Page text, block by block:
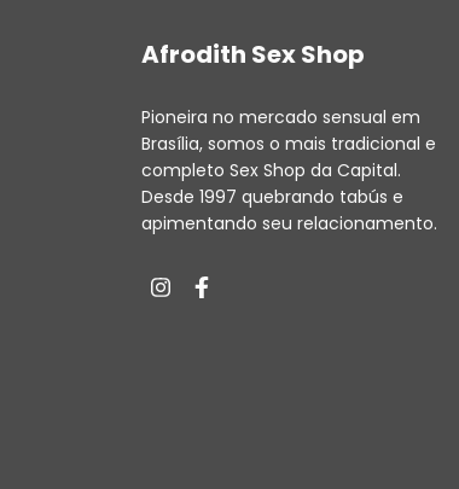
Afrodith Sex Shop
Pioneira no mercado sensual em
Brasília, somos o mais tradicional e
completo Sex Shop da Capital.
Desde 1997 quebrando tabús e
apimentando seu relacionamento.